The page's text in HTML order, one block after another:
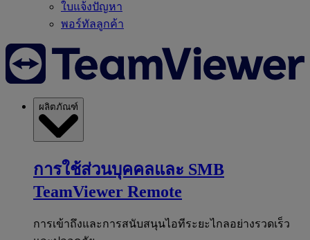
ใบแจ้งปัญหา
พอร์ทัลลูกค้า
ผลิตภัณฑ์
การใช้ส่วนบุคคลและ SMB
TeamViewer Remote
การเข้าถึงและการสนับสนุนไอทีระยะไกลอย่างรวดเร็ว